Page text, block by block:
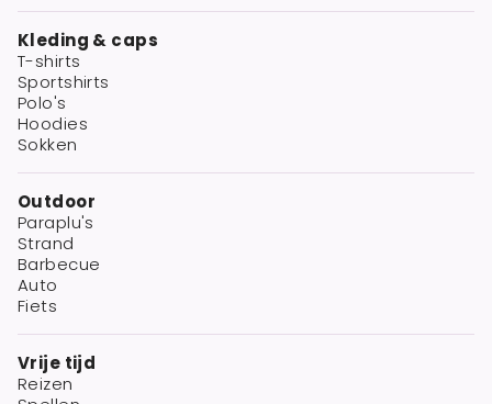
Kleding & caps
T-shirts
Sportshirts
Polo's
Hoodies
Sokken
Outdoor
Paraplu's
Strand
Barbecue
Auto
Fiets
Vrije tijd
Reizen